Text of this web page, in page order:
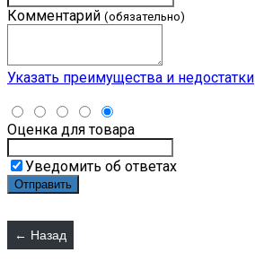
Комментарий (обязательно)
Указать преимущества и недостатки
Оценка для товара
Уведомить об ответах